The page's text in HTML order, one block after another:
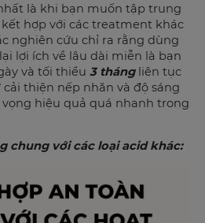
là khi bạn muốn tập trung
hợp với các treatment khác
nghiên cứu chỉ ra rằng dùng
lợi ích về lâu dài miễn là bạn
và tối thiểu 3 thángliên tục
thiện nếp nhăn và độ sáng
hiệu quả quá nhanh trong
chung với các loại acid khác: